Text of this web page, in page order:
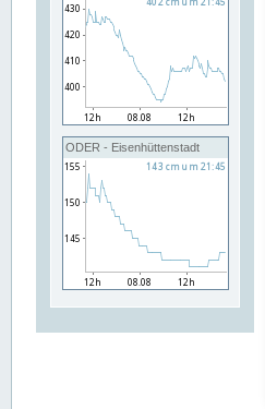
ODER - Eisenhüttenstadt